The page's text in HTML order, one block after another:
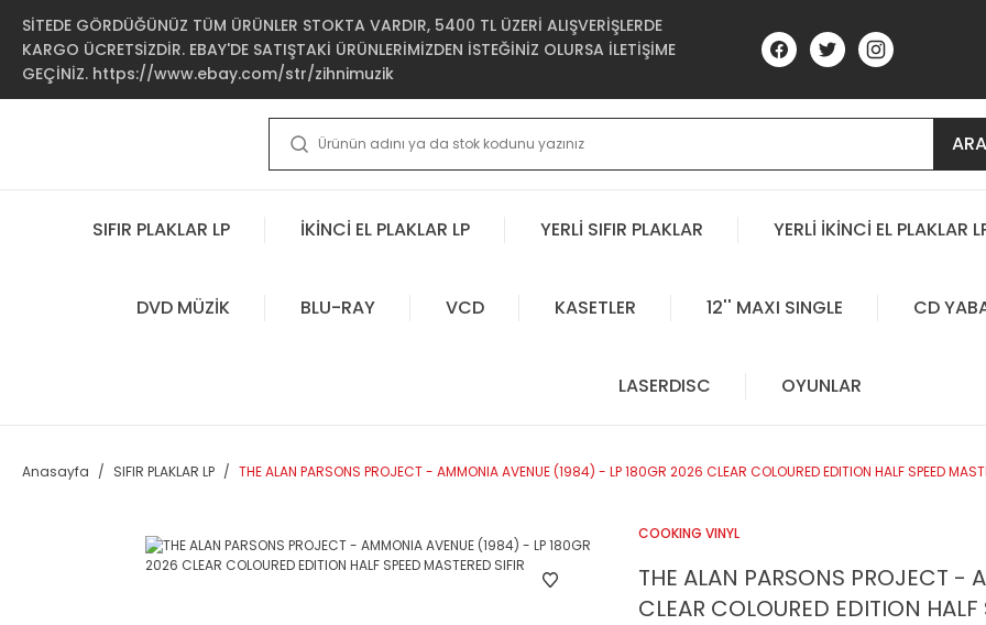
SİTEDE GÖRDÜĞÜNÜZ TÜM ÜRÜNLER STOKTA VARDIR, 5400 TL ÜZERİ ALIŞVERİŞLERDE
KARGO ÜCRETSİZDİR. EBAY'DE SATIŞTAKİ ÜRÜNLERİMİZDEN İSTEĞİNİZ OLURSA İLETİŞİME
GEÇİNİZ. https://www.ebay.com/str/zihnimuzik
ARA
SIFIR PLAKLAR LP İKİNCİ EL PLAKLAR LP YERLİ SIFIR PLAKLAR YERLİ İKİNCİ EL PLAKLAR
DVD MÜZİK BLU-RAY VCD KASETLER 12'' MAXI SINGLE CD
LASERDISC OYUNLAR
Anasayfa SIFIR PLAKLAR LP THE ALAN PARSONS PROJECT - AMMONIA AVENUE (1984) - LP 180GR 2026 CLEAR COLOURED EDITION HALF SPEED
COOKING VINYL
THE ALAN PARSONS PROJECT
CLEAR COLOURED EDITION HALF